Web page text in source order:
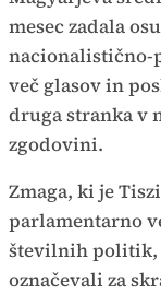
mesec zadala
nacionalistično-
več glasov in
druga stranka v
zgodovini.
Zmaga, ki je
parlamentarno
številnih politik,
označevali za